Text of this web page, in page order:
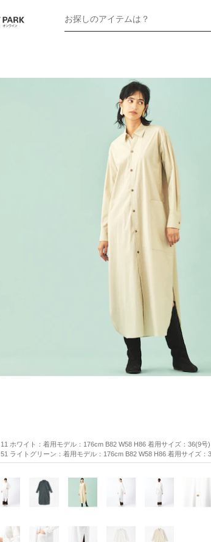
お探しのアイテムは？
11 ホワイト：着用モデル：176cm B82 W58 H86 着用サイズ：36(9号)
51 ライトグリーン：着用モデル：176cm B82 W58 H86 着用サイズ：